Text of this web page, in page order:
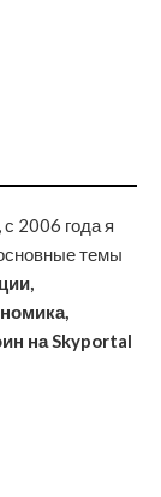
2006 года я
темы
на Skyportal